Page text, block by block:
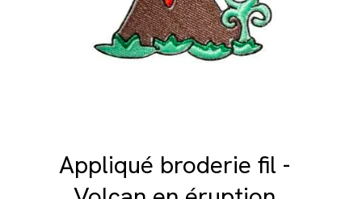
Appliqué broderie fil -